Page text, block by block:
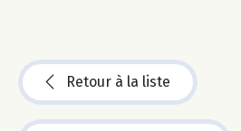
Retour à la liste